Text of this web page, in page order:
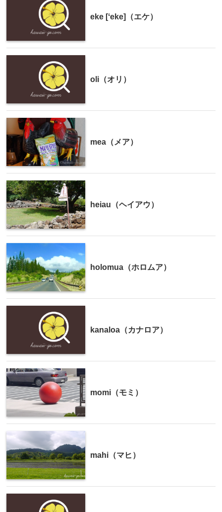
eke [ʻeke]（エケ）
oli（オリ）
mea（メア）
heiau（ヘイアウ）
holomua（ホロムア）
kanaloa（カナロア）
momi（モミ）
mahi（マヒ）